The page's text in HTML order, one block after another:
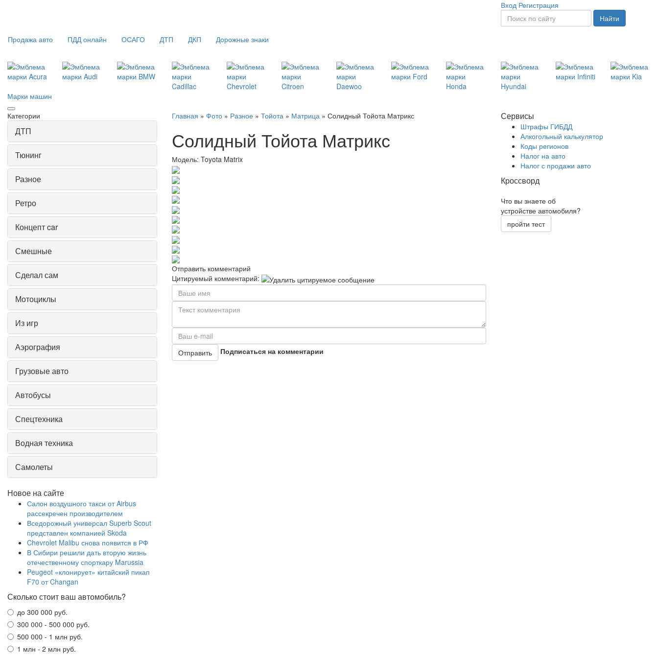
Вход Регистрация
Найти
Продажа авто ПДД онлайн ОСАГО ДТП ДКП Дорожные знаки
Марки машин
Главная » Фото » Разное » Тойота » Матрица » Солидный Тойота Матрикс
Солидный Тойота Матрикс
Модель: Toyota Matrix
Отправить комментарий
Цитируемый комментарий:
Отправить Подписаться на комментарии
Категории
ДТП
Тюнинг
Разное
Ретро
Концепт car
Смешные
Сделал сам
Мотоциклы
Из игр
Аэрография
Грузовые авто
Автобусы
Спецтехника
Водная техника
Самолеты
Новое на сайте
Салон воздушного такси от Airbus
рассекречен производителем
Вседорожный универсал Superb Scout
представлен компанией Skoda
Chevrolet Malibu снова появится в РФ
В Сибири решили дать вторую жизнь
отечественному спорткару Marussia
Peugeot «клонирует» китайский пикап
F70 от Changan
Сколько стоит ваш автомобиль?
до 300 000 руб.
300 000 - 500 000 руб.
500 000 - 1 млн руб.
1 млн - 2 млн руб.
Сервисы
Штрафы ГИБДД
Алкогольный калькулятор
Коды регионов
Налог на авто
Налог с продажи авто
Кроссворд
Что вы знаете об
устройстве автомобиля?
пройти тест